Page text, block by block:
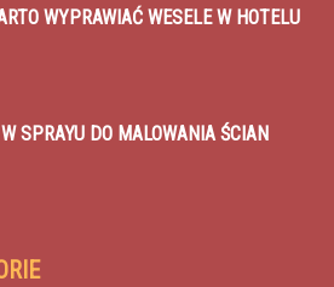
WYPRAWIAĆ WESELE W HOTELU
SPRAYU DO MALOWANIA ŚCIAN